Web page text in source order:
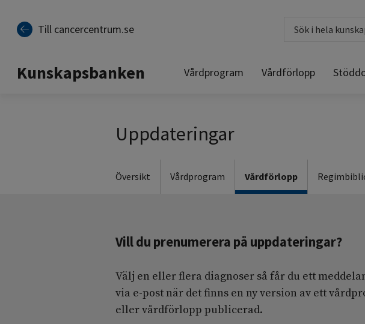
Till cancercentrum.se
Kunskapsbanken Vårdprogram Vårdförlopp
Uppdateringar
Översikt Vårdprogram Vårdförlopp
Vill du prenumerera på uppdateringar?
Välj en eller flera diagnoser så får du ett
via e-post när det finns en ny version av ett
eller vårdförlopp publicerad.